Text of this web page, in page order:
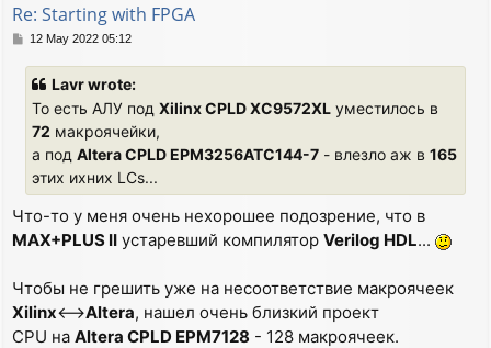
Re: Starting with FPGA
P12 May 2022 05:12
Lavr wrote:
То есть АЛУ под Xilinx CPLD XC9572XL уместилось в
72 макроячейки,
а под Altera CPLD EPM3256ATC144-7 - влезло аж в 165
этих ихних LCs...
Что-то у меня очень нехорошее подозрение, что в
MAX+PLUS II устаревший компилятор Verilog HDL...
Чтобы не грешить уже на несоответствие макроячеек
Xilinx<-->Altera, нашел очень близкий проект
CPU на Altera CPLD EPM7128 - 128 макроячеек.